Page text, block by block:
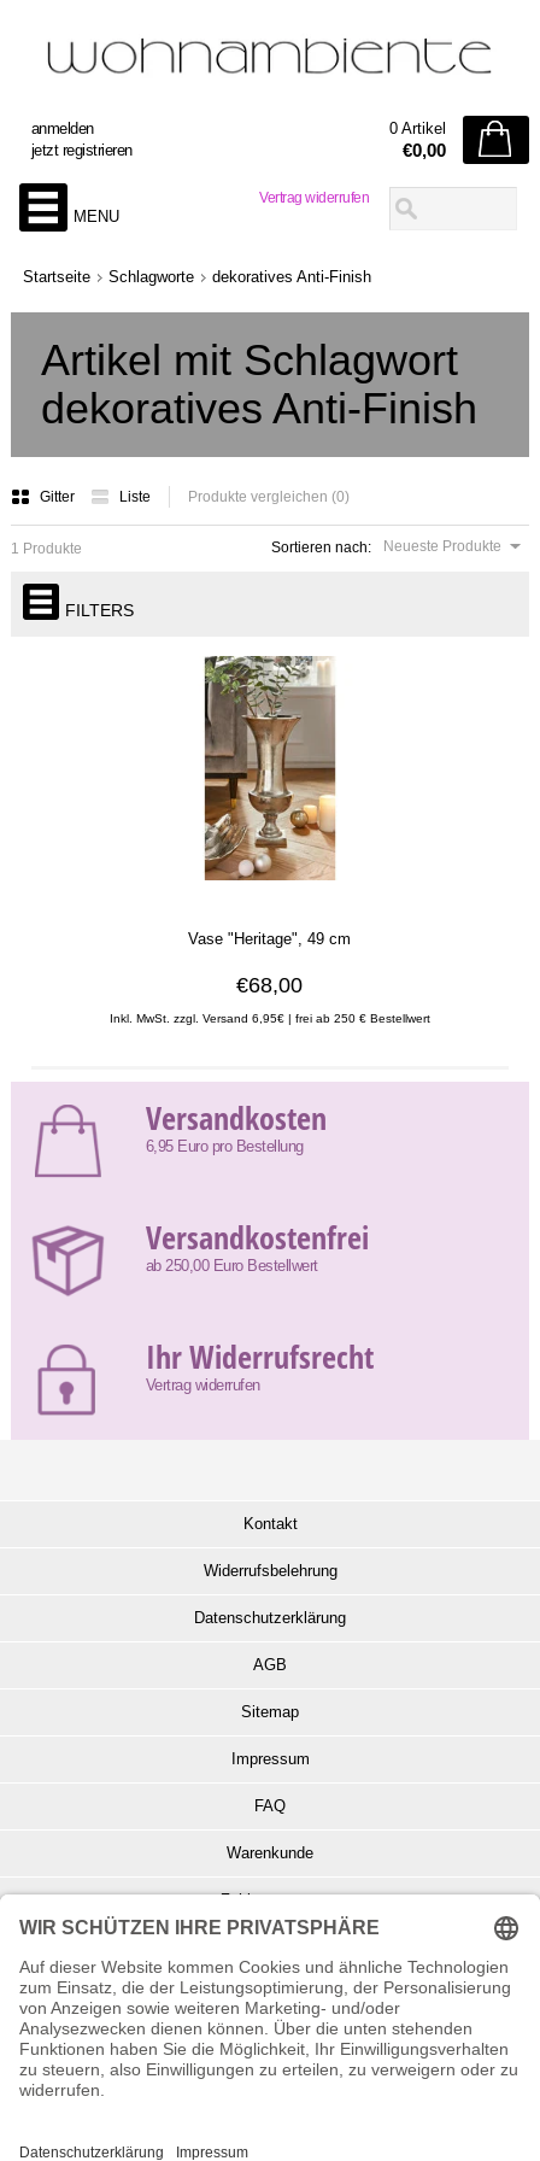
Vertrag widerrufen
anmelden
jetzt registrieren
0 Artikel
€0,00
MENU
Startseite Schlagworte dekoratives Anti-Finish
Artikel mit Schlagwort
dekoratives Anti-Finish
Gitter Liste Produkte vergleichen (0)
Sortieren nach: Neueste Produkte
1 Produkte
FILTERS
Vase "Heritage", 49 cm
€68,00
Inkl. MwSt. zzgl. Versand 6,95€ | frei ab 250 € Bestellwert
Versandkosten
6,95 Euro pro Bestellung
Versandkostenfrei
ab 250,00 Euro Bestellwert
Ihr Widerrufsrecht
Vertrag widerrufen
Kontakt
Widerrufsbelehrung
Datenschutzerklärung
AGB
Sitemap
Impressum
FAQ
Warenkunde
Zahlungsarten
Info zu Elektro- u. Elektronikgeräten
Batterieentsorgung
Informationen zur Echtheit von Kundenbewertungen